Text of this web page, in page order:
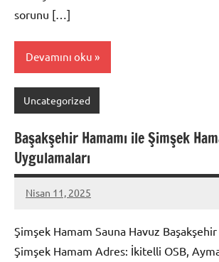
sorunu […]
Devamını oku
Uncategorized
Başakşehir Hamamı ile Şimşek
Uygulamaları
Nisan 11, 2025
admin
Şimşek Hamam Sauna Havuz
Şimşek Hamam Adres: İkitelli OSB,